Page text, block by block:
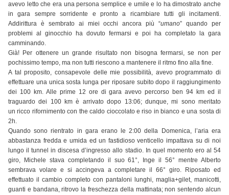
avevo letto che era una persona semplice e umile e lo ha dimostrato anche
in gara sempre sorridente e pronto a ricambiare tutti gli incitamenti.
Addirittura è sembrato ai miei occhi ancora più “umano” quando per
problemi al ginocchio ha dovuto fermarsi e poi ha completato la gara
camminando.
Già! Per ottenere un grande risultato non bisogna fermarsi, se non per
pochissimo tempo, ma non tutti riescono a mantenere il ritmo fino alla fine.
A tal proposito, consapevole delle mie possibilità, avevo programmato di
effettuare una unica sosta lunga per riposare subito dopo il raggiungimento
dei 100 km. Alle prime 12 ore di gara avevo percorso ben 94 km ed il
traguardo dei 100 km è arrivato dopo 13:06; dunque, mi sono meritato
un ricco rifornimento con the caldo cioccolato e riso in bianco e una sosta di
2h.
Quando sono rientrato in gara erano le 2:00 della Domenica, l’aria era
abbastanza fredda e umida ed un fastidioso venticello impattava su di noi
lungo il tunnel in discesa d’ingresso allo stadio. In quel momento ero al 54
giro, Michele stava completando il suo 61°, Inge il 56° mentre Alberto
sembrava volare e si accingeva a completare il 66° giro. Riposato ed
effettuato il cambio completo con pantaloni lunghi, maglia+gilet, manicotti,
guanti e bandana, ritrovo la freschezza della mattinata; non sentendo alcun